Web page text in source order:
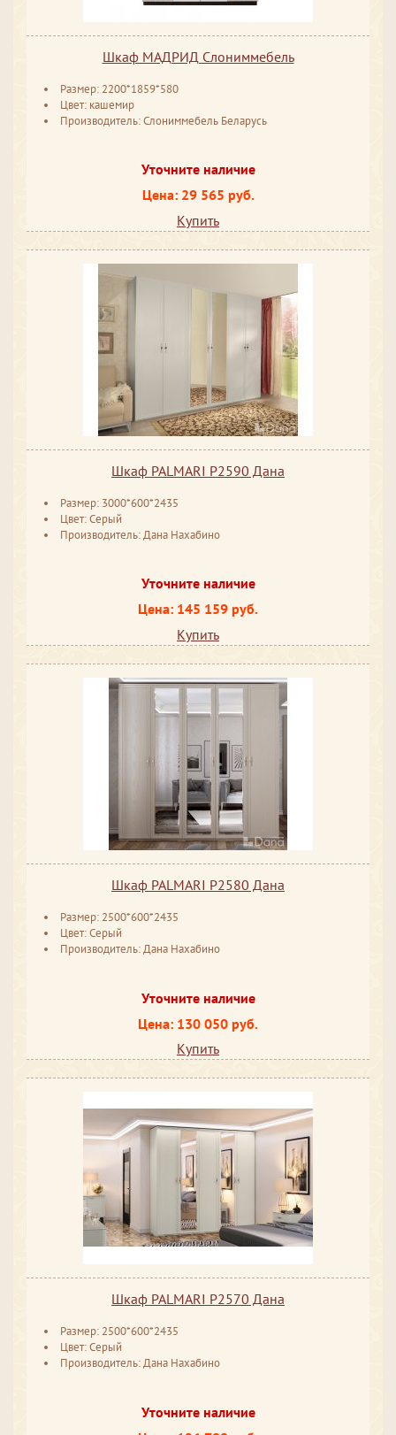
Шкаф МАДРИД Слониммебель
Размер: 2200*1859*580
Цвет: кашемир
Производитель: Слониммебель Беларусь
Уточните наличие
Цена: 29 565 руб.
Купить
Шкаф PALMARI P2590 Дана
Размер: 3000*600*2435
Цвет: Серый
Производитель: Дана Нахабино
Уточните наличие
Цена: 145 159 руб.
Купить
Шкаф PALMARI P2580 Дана
Размер: 2500*600*2435
Цвет: Серый
Производитель: Дана Нахабино
Уточните наличие
Цена: 130 050 руб.
Купить
Шкаф PALMARI P2570 Дана
Размер: 2500*600*2435
Цвет: Серый
Производитель: Дана Нахабино
Уточните наличие